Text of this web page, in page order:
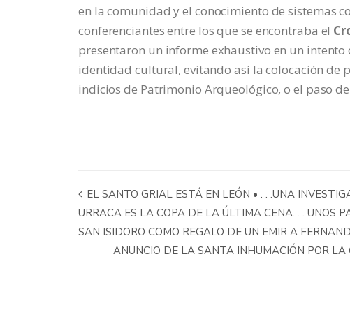
en la comunidad y el conocimiento de sistemas
conferenciantes entre los que se encontraba el
presentaron un informe exhaustivo en un
identidad cultural, evitando así la colocación de
indicios de Patrimonio Arqueológico, o el paso
EL SANTO GRIAL ESTÁ EN LEÓN • . . .UNA
URRACA ES LA COPA DE LA ÚLTIMA CENA. . . UNOS
SAN ISIDORO COMO REGALO DE UN EMIR A
ANUNCIO DE LA SANTA INHUMACIÓN POR LA